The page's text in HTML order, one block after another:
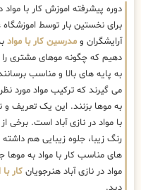
دوره پیشرفته اموزش کار با مواد
برای نخستین بار توسط
آرایشگران و مدرسین کار با مواد
دهیم که چگونه موهای مشتری
به پایه های بالا و مناسب
می گیرند که ترکیب مواد مورد
به موها بزنند. این یک تعریف و
با مواد در نازی آباد است. برخی
رنگ زیبا، جلوه زیبایی هم
های مناسب کار با مواد به موها
مواد در نازی آباد هنرجویان کار